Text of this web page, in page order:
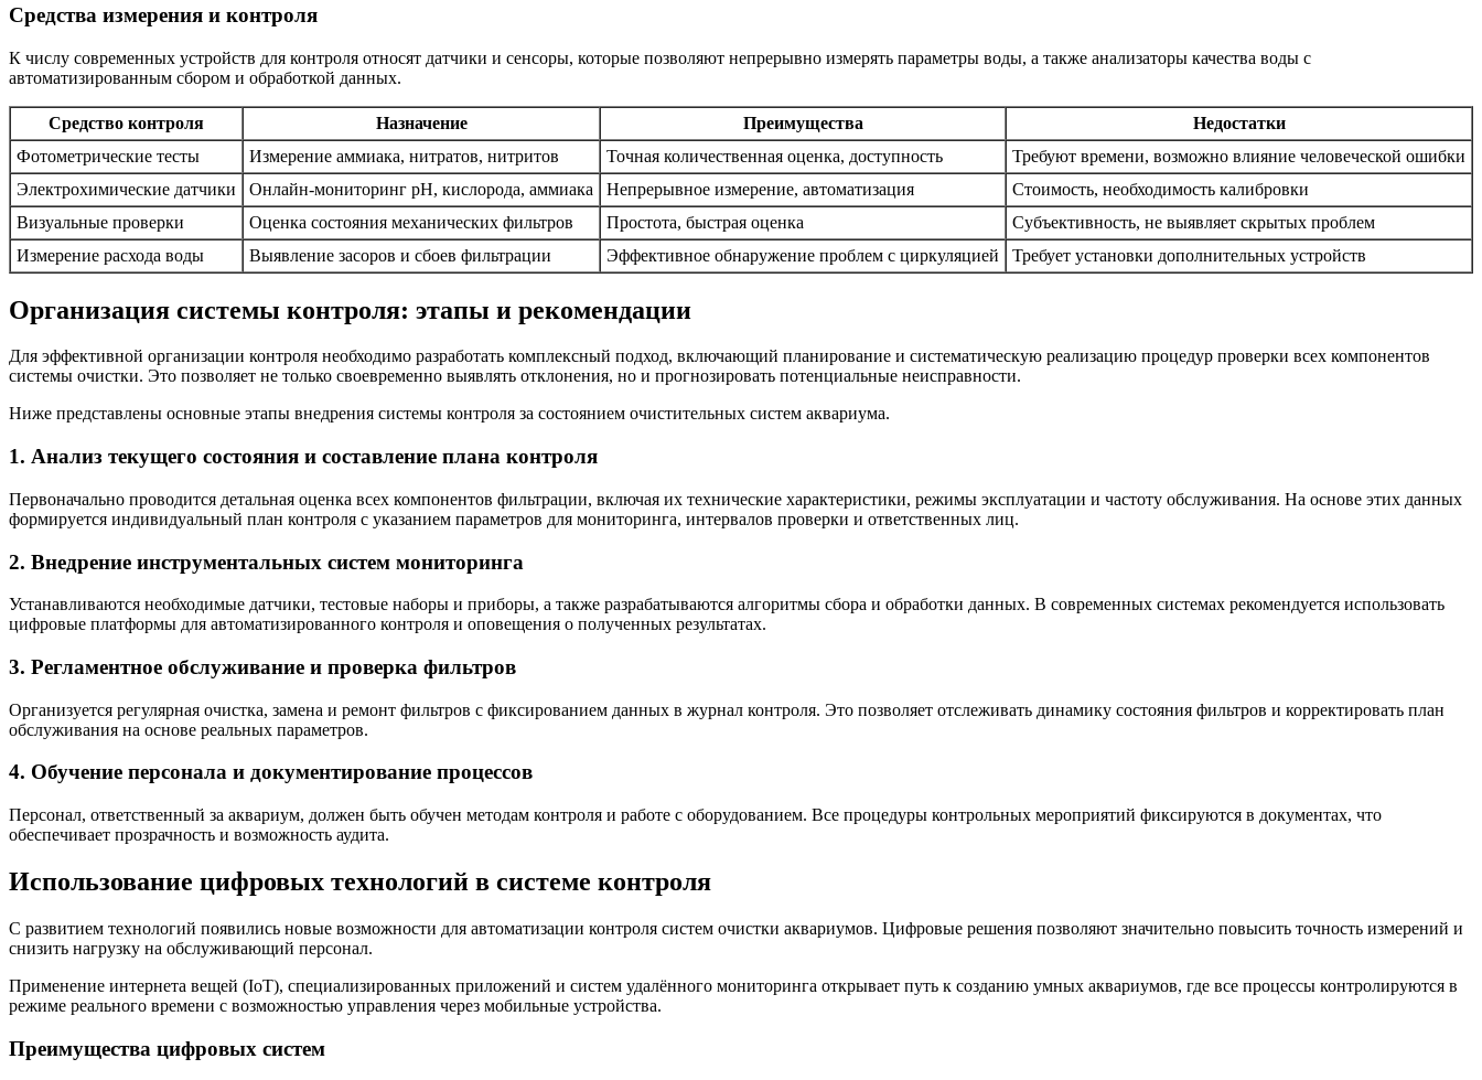
Средства измерения и контроля
К числу современных устройств для контроля относят датчики и сенсоры, которые позволяют непрерывно измерять параметры воды, а также анализаторы качества воды с
автоматизированным сбором и обработкой данных.
Средство контроля Назначение Преимущества
Недостатки
Фотометрические тесты
Измерение аммиака, нитратов, нитритов Точная количественная оценка, доступность
Требуют времени, возможно влияние человеческой ошибки
Электрохимические датчики
Онлайн-мониторинг pH, кислорода, аммиака Непрерывное измерение, автоматизация
Стоимость, необходимость калибровки
Визуальные проверки
Оценка состояния механических фильтров Простота, быстрая оценка
Субъективность, не выявляет скрытых проблем
Измерение расхода воды
Выявление засоров и сбоев фильтрации Эффективное обнаружение проблем с циркуляцией Требует установки дополнительных устройств
Организация системы контроля: этапы и рекомендации
Для эффективной организации контроля необходимо разработать комплексный подход, включающий планирование и систематическую реализацию процедур проверки всех компонентов
системы очистки. Это позволяет не только своевременно выявлять отклонения, но и прогнозировать потенциальные неисправности.
Ниже представлены основные этапы внедрения системы контроля за состоянием очистительных систем аквариума.
1. Анализ текущего состояния и составление плана контроля
Первоначально проводится детальная оценка всех компонентов фильтрации, включая их технические характеристики, режимы эксплуатации и частоту обслуживания. На основе этих данных
формируется индивидуальный план контроля с указанием параметров для мониторинга, интервалов проверки и ответственных лиц.
2. Внедрение инструментальных систем мониторинга
Устанавливаются необходимые датчики, тестовые наборы и приборы, а также разрабатываются алгоритмы сбора и обработки данных. В современных системах рекомендуется использовать
цифровые платформы для автоматизированного контроля и оповещения о полученных результатах.
3. Регламентное обслуживание и проверка фильтров
Организуется регулярная очистка, замена и ремонт фильтров с фиксированием данных в журнал контроля. Это позволяет отслеживать динамику состояния фильтров и корректировать план
обслуживания на основе реальных параметров.
4. Обучение персонала и документирование процессов
Персонал, ответственный за аквариум, должен быть обучен методам контроля и работе с оборудованием. Все процедуры контрольных мероприятий фиксируются в документах, что
обеспечивает прозрачность и возможность аудита.
Использование цифровых технологий в системе контроля
С развитием технологий появились новые возможности для автоматизации контроля систем очистки аквариумов. Цифровые решения позволяют значительно повысить точность измерений и
снизить нагрузку на обслуживающий персонал.
Применение интернета вещей (IoT), специализированных приложений и систем удалённого мониторинга открывает путь к созданию умных аквариумов, где все процессы контролируются в
режиме реального времени с возможностью управления через мобильные устройства.
Преимущества цифровых систем